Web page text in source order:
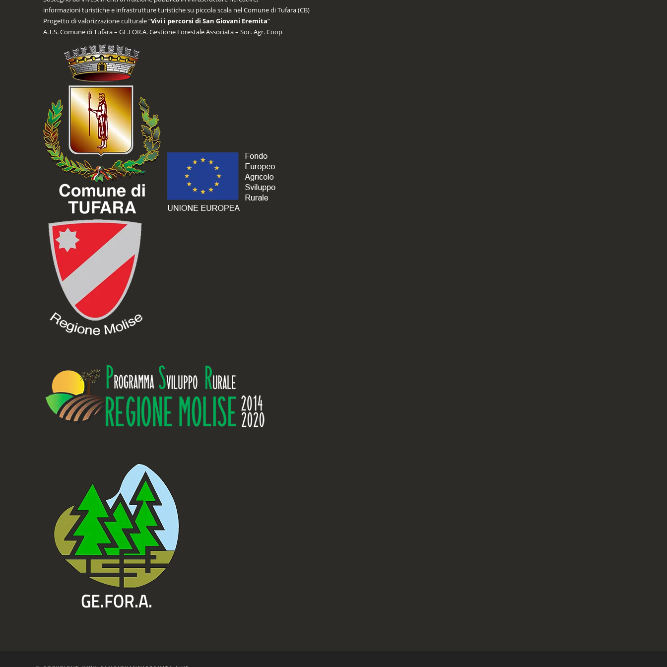
informazioni turistiche e infrastrutture turistiche su piccola scala nel Comune di Tufara (CB)
Progetto di valorizzazione culturale “Vivi i percorsi di San Giovani Eremita”
A.T.S. Comune di Tufara – GE.FOR.A. Gestione Forestale Associata – Soc. Agr. Coop